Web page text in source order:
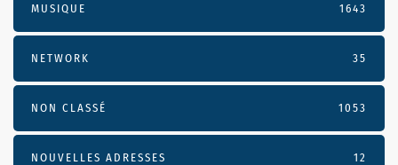
MUSIQUE 1643
NETWORK 35
NON CLASSÉ 1053
NOUVELLES ADRESSES 12